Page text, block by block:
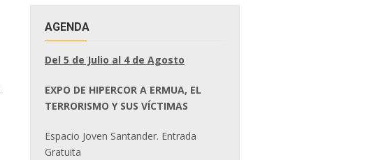
AGENDA
Del 5 de Julio al 4 de Agosto
EXPO DE HIPERCOR A ERMUA, EL
TERRORISMO Y SUS VÍCTIMAS
Espacio Joven Santander. Entrada
Gratuita